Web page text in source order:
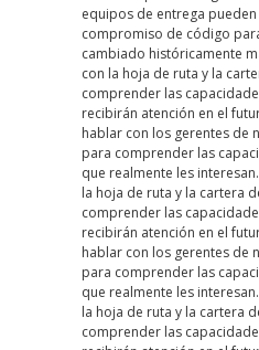
equipos de entrega
compromiso de código
cambiado históricamente
con la hoja de ruta y la
comprender las
recibirán atención en el
hablar con los gerentes de
para comprender las
que realmente les
la hoja de ruta y la cartera
comprender las
recibirán atención en el
hablar con los gerentes de
para comprender las
que realmente les
la hoja de ruta y la cartera
comprender las